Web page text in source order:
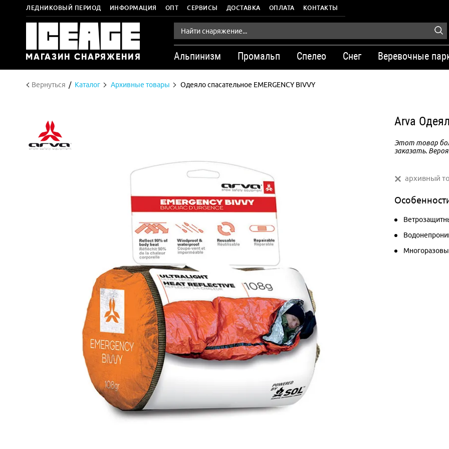
ЛЕДНИКОВЫЙ ПЕРИОД ИНФОРМАЦИЯ ОПТ СЕРВИСЫ ДОСТАВКА ОПЛАТА КОНТАКТЫ
Альпинизм Промальп Спелео Снег Веревочные
Вернуться Каталог Архивные товары Одеяло спасательное EMERGENCY BIVVY
Arva
Этот товар
заказать.
архивный